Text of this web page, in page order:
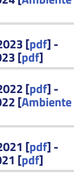
[pdf] -
[pdf]
[pdf] -
[Ambiente
[pdf] -
[pdf]